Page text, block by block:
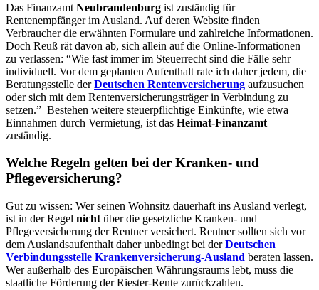
Das Finanzamt Neubrandenburg ist zuständig für
Rentenempfänger im Ausland. Auf deren Website finden
Verbraucher die erwähnten Formulare und zahlreiche Informationen.
Doch Reuß rät davon ab, sich allein auf die Online-Informationen
zu verlassen: “Wie fast immer im Steuerrecht sind die Fälle sehr
individuell. Vor dem geplanten Aufenthalt rate ich daher jedem, die
Beratungsstelle derDeutschen Rentenversicherung aufzusuchen
oder sich mit dem Rentenversicherungsträger in Verbindung zu
setzen.” Bestehen weitere steuerpflichtige Einkünfte, wie etwa
Einnahmen durch Vermietung, ist das Heimat-Finanzamt
zuständig.
Welche Regeln gelten bei der Kranken- und
Pflegeversicherung?
Gut zu wissen: Wer seinen Wohnsitz dauerhaft ins Ausland verlegt,
ist in der Regel nicht über die gesetzliche Kranken- und
Pflegeversicherung der Rentner versichert. Rentner sollten sich vor
dem Auslandsaufenthalt daher unbedingt bei derDeutschen
Verbindungsstelle Krankenversicherung-Ausland beraten lassen.
Wer außerhalb des Europäischen Währungsraums lebt, muss die
staatliche Förderung der Riester-Rente zurückzahlen.